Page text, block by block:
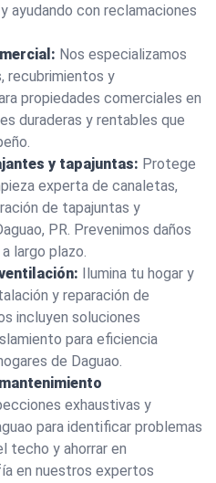
ayudando con reclamaciones
Nos especializamos
recubrimientos y
propiedades comerciales en
duraderas y rentables que
y tapajuntas: Protege
experta de canaletas,
de tapajuntas y
PR. Prevenimos daños
largo plazo.
Ilumina tu hogar y
y reparación de
incluyen soluciones
para eficiencia
de Daguao.
exhaustivas y
para identificar problemas
techo y ahorrar en
en nuestros expertos